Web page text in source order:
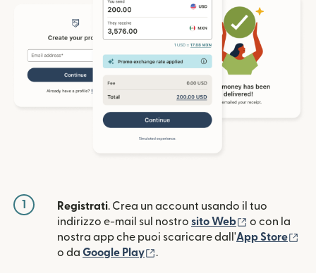
1 Registrati. Crea un account usando il tuo
indirizzo e-mail sul nostro sito Web (si apre in
o con la
nostra app che puoi scaricare dall'App Store
o da Google Play (si apre in una nuova finestra)
.